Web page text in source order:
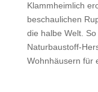
Klammheimlich
beschaulichen
die halbe Welt.
Naturbaustoff-
Wohnhäusern für